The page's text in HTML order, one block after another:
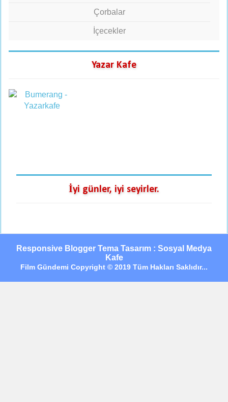
Çorbalar
İçecekler
Yazar Kafe
İyi günler, iyi seyirler.
Responsive Blogger Tema Tasarım : Sosyal Medya
Kafe
Film Gündemi Copyright © 2019 Tüm Hakları Saklıdır...